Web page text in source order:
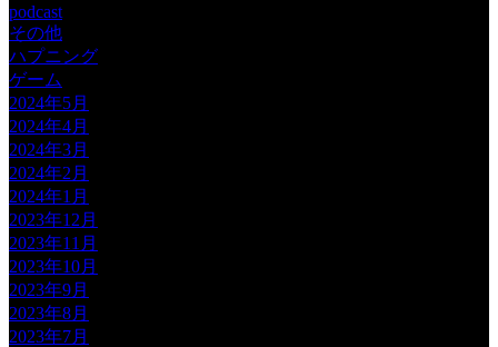
podcast
その他
ハプニング
ゲーム
2024年5月
2024年4月
2024年3月
2024年2月
2024年1月
2023年12月
2023年11月
2023年10月
2023年9月
2023年8月
2023年7月